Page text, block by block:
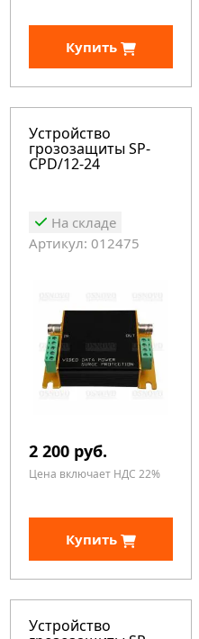
Купить
Устройство
грозозащиты SP-
CPD/12-24
На складе
Артикул: 012475
2 200 руб.
Цена включает НДС 22%
Купить
Устройство